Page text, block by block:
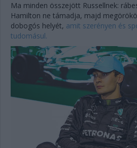
Ma minden összejött Russellnek:
Hamilton ne támadja, majd
dobogós helyét, amit szerényen és
tudomásul.